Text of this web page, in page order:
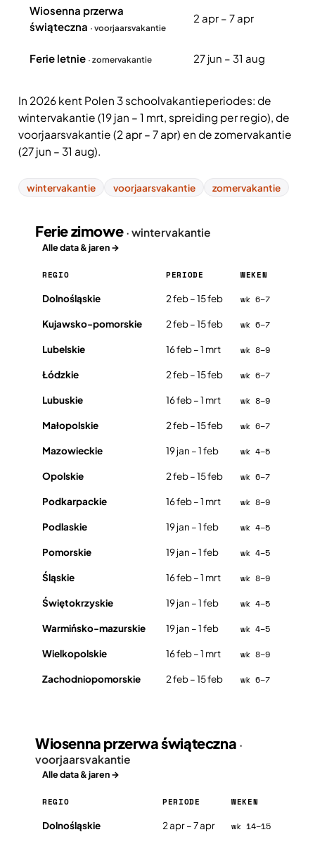
Wiosenna przerwa
świąteczna · voorjaarsvakantie
2 apr – 7 apr
Ferie letnie · zomervakantie 27 jun – 31 aug
In 2026 kent Polen 3 schoolvakantieperiodes: de
wintervakantie (19 jan – 1 mrt, spreiding per regio), de
voorjaarsvakantie (2 apr – 7 apr) en de zomervakantie
(27 jun – 31 aug).
wintervakantie voorjaarsvakantie zomervakantie
Ferie zimowe · wintervakantie
Alle data & jaren →
Ferie zimowe in Polen 2026, per regio
REGIO PERIODE WEKEN
Dolnośląskie 2 feb – 15 feb wk 6–7
Kujawsko-pomorskie 2 feb – 15 feb wk 6–7
Lubelskie 16 feb – 1 mrt wk 8–9
Łódzkie 2 feb – 15 feb wk 6–7
Lubuskie 16 feb – 1 mrt wk 8–9
Małopolskie 2 feb – 15 feb wk 6–7
Mazowieckie 19 jan – 1 feb wk 4–5
Opolskie 2 feb – 15 feb wk 6–7
Podkarpackie 16 feb – 1 mrt wk 8–9
Podlaskie 19 jan – 1 feb wk 4–5
Pomorskie 19 jan – 1 feb wk 4–5
Śląskie 16 feb – 1 mrt wk 8–9
Świętokrzyskie 19 jan – 1 feb wk 4–5
Warmińsko-mazurskie 19 jan – 1 feb wk 4–5
Wielkopolskie 16 feb – 1 mrt wk 8–9
Zachodniopomorskie 2 feb – 15 feb wk 6–7
Wiosenna przerwa świąteczna ·
voorjaarsvakantie
Alle data & jaren →
Wiosenna przerwa świąteczna in Polen 2026, per regio
REGIO PERIODE WEKEN
Dolnośląskie 2 apr – 7 apr wk 14–15